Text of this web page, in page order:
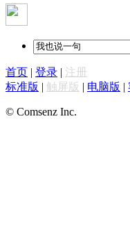
首页 | 登录 | 注册
标准版 | 触屏版 | 电脑版 |
© Comsenz Inc.